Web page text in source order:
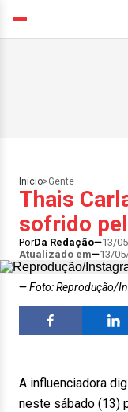
Início>Gente
Thais
sofrido
PorDa Redação 13/
Atualizado em
13/
Foto: Reprodução/
A influenciadora
neste sábado (13)